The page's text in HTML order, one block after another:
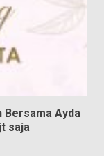
Bersama Ayda
saja